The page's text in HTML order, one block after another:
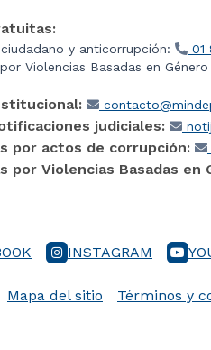
y anticorrupción:
01
Violencias Basadas en
judiciales:
por actos de corrupción:
por Violencias Basadas en
INSTAGRAM
Mapa del sitio Términos y